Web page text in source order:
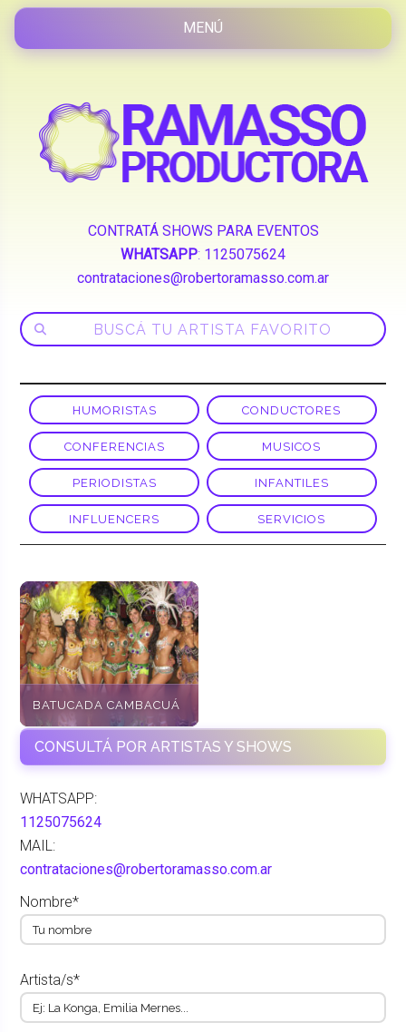
CONTRATÁ SHOWS PARA EVENTOS
WHATSAPP: 1125075624
contrataciones@robertoramasso.com.ar
HUMORISTAS CONDUCTORES
CONFERENCIAS MUSICOS
PERIODISTAS INFANTILES
INFLUENCERS SERVICIOS
BATUCADA CAMBACUÁ
CONSULTÁ POR ARTISTAS Y SHOWS
WHATSAPP:
1125075624
MAIL:
contrataciones@robertoramasso.com.ar
Nombre*
Artista/s*